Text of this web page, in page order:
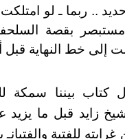
.. ربما ـ لو
بقصة
إلى خط النهاية
كتاب بيننا سمكة
زايد قبل ما
للفتية